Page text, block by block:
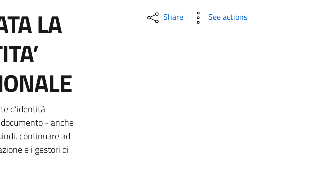
DI IDENTITA’ CARTACEA SUL
LA
d’identità
- anche
continuare ad
e i gestori di
Share See actions